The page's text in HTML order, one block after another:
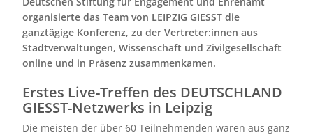
organisierte das Team von LEIPZIG GIESST die
ganztägige Konferenz, zu der Vertreter:innen aus
Stadtverwaltungen, Wissenschaft und Zivilgesellschaft
online und in Präsenz zusammenkamen.
Erstes Live-Treffen des DEUTSCHLAND
GIESST-Netzwerks in Leipzig
Die meisten der über 60 Teilnehmenden waren aus ganz